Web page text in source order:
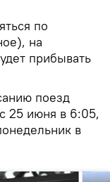
по
на
прибывать
поезд
25 июня в 6:05,
в